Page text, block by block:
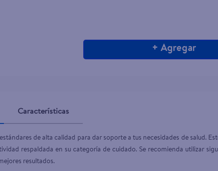
+ Agregar
Características
de alta calidad para dar soporte a tus necesidades de salud.
respaldada en su categoría de cuidado. Se recomienda utilizar
resultados.